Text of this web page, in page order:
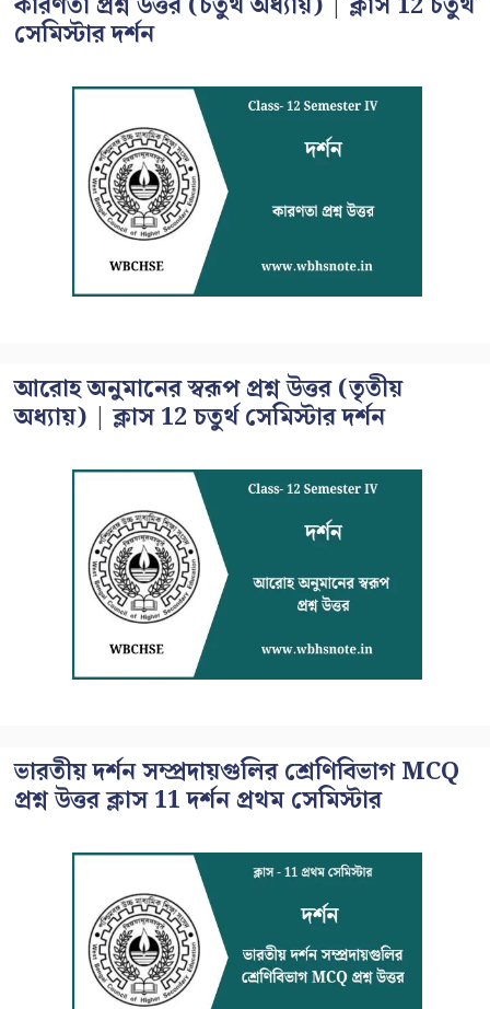
সেমিস্টার দর্শন
আরোহ অনুমানের স্বরূপ প্রশ্ন উত্তর (তৃতীয়
অধ্যায়) | ক্লাস 12 চতুর্থ সেমিস্টার দর্শন
ভারতীয় দর্শন সম্প্রদায়গুলির শ্রেণিবিভাগ MCQ
প্রশ্ন উত্তর ক্লাস 11 দর্শন প্রথম সেমিস্টার